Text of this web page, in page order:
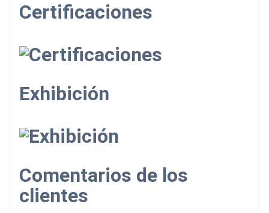
Certificaciones
Exhibición
Comentarios de los
clientes